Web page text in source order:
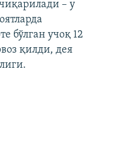
– у
бўлган учоқ 12
қилди, дея